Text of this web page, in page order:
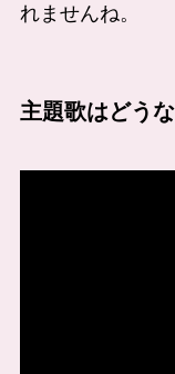
れませんね。
主題歌はどう